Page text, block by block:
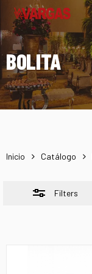
Skip
main
content
BOLITA
Inicio Catálogo
Filters